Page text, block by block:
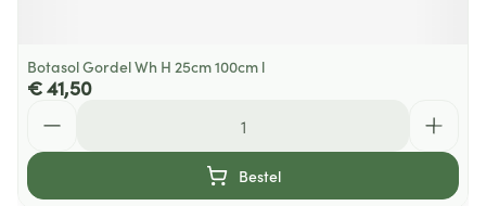
Botasol Gordel Wh H 25cm 100cm l
€ 41,50
Bestel